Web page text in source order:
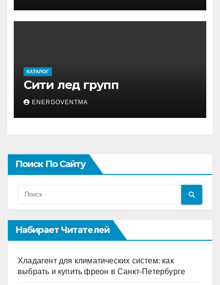
КАТАЛОГ
Сити лед групп
ENERGOVENTMA
Поиск По Сайту
Набирает Читателей
Хладагент для климатических систем: как
выбрать и купить фреон в Санкт-Петербурге